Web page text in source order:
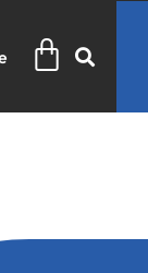
Panier